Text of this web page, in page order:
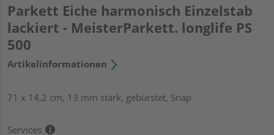
Parkett Eiche harmonisch Einzelstab
lackiert - MeisterParkett. longlife PS
500
Artikelinformationen
71 x 14,2 cm, 13 mm stark, gebürstet, Snap
Services